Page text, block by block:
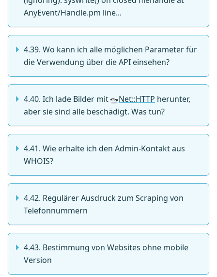
AnyEvent/Handle.pm line...
4.39. Wo kann ich alle möglichen Parameter für
die Verwendung über die API einsehen?
4.40. Ich lade Bilder mit Net::HTTP herunter,
aber sie sind alle beschädigt. Was tun?
4.41. Wie erhalte ich den Admin-Kontakt aus
WHOIS?
4.42. Regulärer Ausdruck zum Scraping von
Telefonnummern
4.43. Bestimmung von Websites ohne mobile
Version